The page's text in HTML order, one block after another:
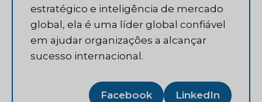
estratégico e inteligência de mercado
global, ela é uma líder global confiável
em ajudar organizações a alcançar
sucesso internacional.
Facebook LinkedIn